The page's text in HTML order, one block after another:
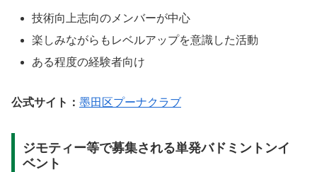
技術向上志向のメンバーが中心
楽しみながらもレベルアップを意識した活動
ある程度の経験者向け
公式サイト： 墨田区プーナクラブ
ジモティー等で募集される単発バドミントンイ
ベント